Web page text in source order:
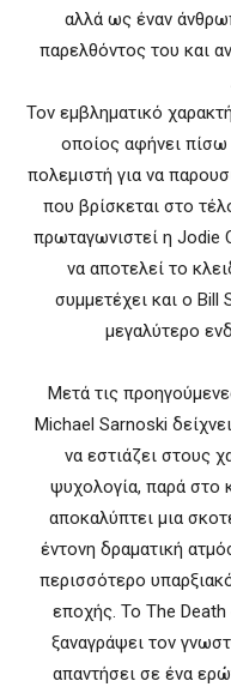
αλλά ως έναν
παρελθόντος του και
Τον εμβληματικό
οποίος αφήνει πίσω
πολεμιστή για να
που βρίσκεται στο
πρωταγωνιστεί η Jodie
να αποτελεί το
συμμετέχει και ο
μεγαλύτερο
Μετά τις
Michael Sarnoski
να εστιάζει στους
ψυχολογία, παρά στο
αποκαλύπτει μια
έντονη δραματική
περισσότερο
εποχής. Το The Death
ξαναγράψει τον
απαντήσει σε ένα